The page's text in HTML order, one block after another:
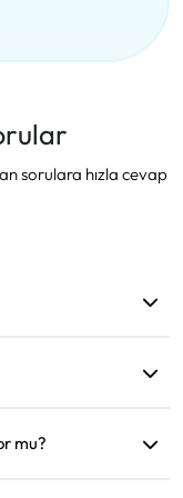
sorulara hızla cevap
hız
mu?